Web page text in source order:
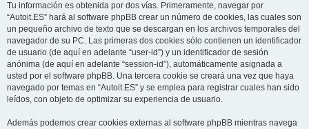
Tu información es obtenida por dos vías. Primeramente, navegar por
“Autoit.ES” hará al software phpBB crear un número de cookies, las cuales son
un pequeño archivo de texto que se descargan en los archivos temporales del
navegador de su PC. Las primeras dos cookies sólo contienen un identificador
de usuario (de aquí en adelante “user-id”) y un identificador de sesión
anónima (de aquí en adelante “session-id”), automáticamente asignada a
usted por el software phpBB. Una tercera cookie se creará una vez que haya
navegado por temas en “Autoit.ES” y se emplea para registrar cuales han sido
leídos, con objeto de optimizar su experiencia de usuario.
Además podemos crear cookies externas al software phpBB mientras navega